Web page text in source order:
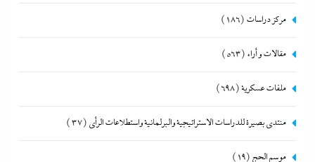
مركز دراسات (186)
مقالات و أراء (563)
ملفات عسكرية(698)
منتدى بصيرة للدراسات الاستراتيجية والبرلمانية واستطلاعات الرأى (37)
موسم الحج (19)